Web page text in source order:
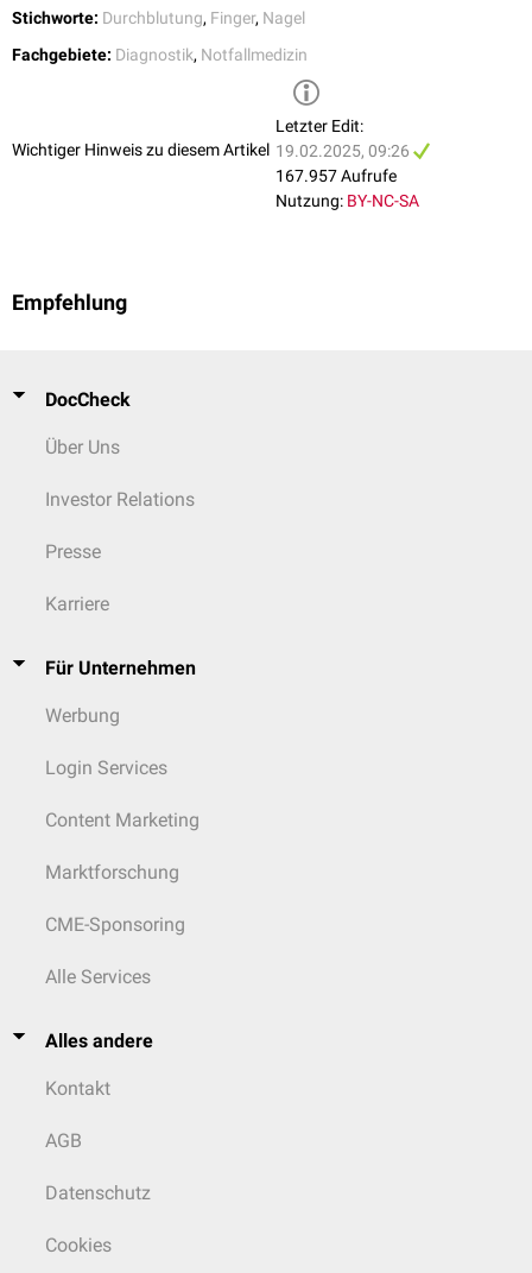
Stichworte: Durchblutung, Finger, Nagel
Fachgebiete: Diagnostik, Notfallmedizin
Wichtiger Hinweis zu diesem Artikel
Letzter Edit:
19.02.2025, 09:26
167.957 Aufrufe
Nutzung: BY-NC-SA
Empfehlung
DocCheck
Über Uns
Investor Relations
Presse
Karriere
Für Unternehmen
Werbung
Login Services
Content Marketing
Marktforschung
CME-Sponsoring
Alle Services
Alles andere
Kontakt
AGB
Datenschutz
Cookies